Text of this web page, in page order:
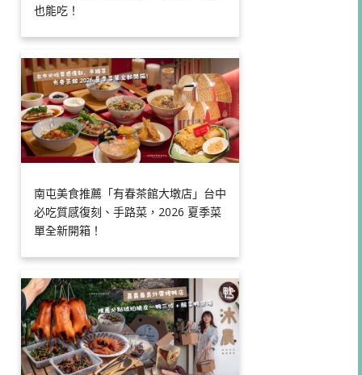
也能吃！
南屯美食推薦「有春茶館大墩店」台中
必吃質感復刻、手路菜，2026 夏季菜
單全新開箱！